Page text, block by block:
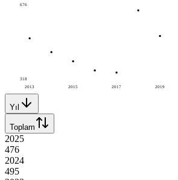
2013 2015 2017 2019
676
318
Yıl
Toplam
2025
476
2024
495